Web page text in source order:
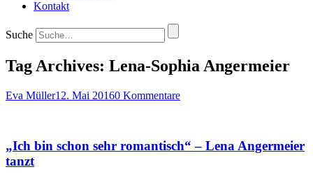
Kontakt
Suche
Tag Archives: Lena-Sophia Angermeier
Eva Müller12. Mai 20160 Kommentare
„Ich bin schon sehr romantisch“ – Lena Angermeier
tanzt